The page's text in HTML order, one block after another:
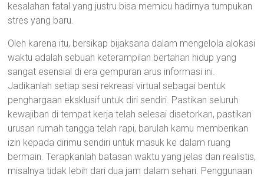
kesalahan fatal yang justru bisa memicu hadirnya tumpukan
stres yang baru.
Oleh karena itu, bersikap bijaksana dalam mengelola alokasi
waktu adalah sebuah keterampilan bertahan hidup yang
sangat esensial di era gempuran arus informasi ini.
Jadikanlah setiap sesi rekreasi virtual sebagai bentuk
penghargaan eksklusif untuk diri sendiri. Pastikan seluruh
kewajiban di tempat kerja telah selesai disetorkan, pastikan
urusan rumah tangga telah rapi, barulah kamu memberikan
izin kepada dirimu sendiri untuk masuk ke dalam ruang
bermain. Terapkanlah batasan waktu yang jelas dan realistis,
misalnya tidak lebih dari dua jam dalam sehari. Penggunaan